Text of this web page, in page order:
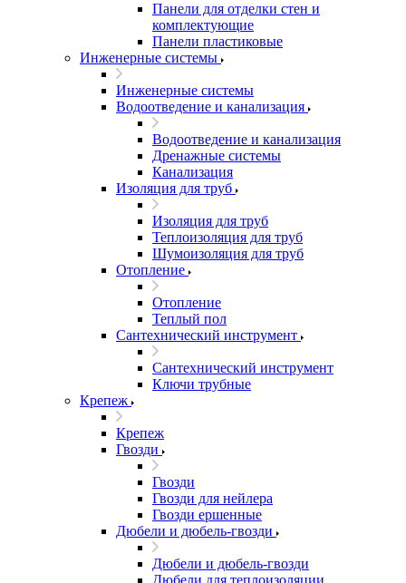
Панели для отделки стен и
комплектующие
Панели пластиковые
Инженерные системы
Инженерные системы
Водоотведение и канализация
Водоотведение и канализация
Дренажные системы
Канализация
Изоляция для труб
Изоляция для труб
Теплоизоляция для труб
Шумоизоляция для труб
Отопление
Отопление
Теплый пол
Сантехнический инструмент
Сантехнический инструмент
Ключи трубные
Крепеж
Крепеж
Гвозди
Гвозди
Гвозди для нейлера
Гвозди ершенные
Дюбели и дюбель-гвозди
Дюбели и дюбель-гвозди
Дюбели для теплоизоляции